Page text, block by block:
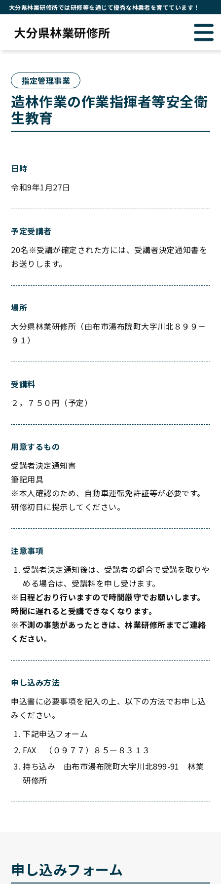
大分県林業研修所では研修等を通じて優秀な林業者を育てています！
大分県林業研修所
指定管理事業
造林作業の作業指揮者等安全衛
生教育
日時
令和9年1月27日
予定受講者
20名※受講が確定された方には、受講者決定通知書を
お送りします。
場所
大分県林業研修所（由布市湯布院町大字川北８９９－
９１）
受講料
２，７５０円（予定）
用意するもの
受講者決定通知書
筆記用具
※本人確認のため、自動車運転免許証等が必要です。
研修初日に提示してください。
注意事項
受講者決定通知後は、受講者の都合で受講を取りや
める場合は、受講料を申し受けます。
※日程どおり行いますので時間厳守でお願いします。
時間に遅れると受講できなくなります。
※不測の事態があったときは、林業研修所までご連絡
ください。
申し込み方法
申込書に必要事項を記入の上、以下の方法でお申し込
みください。
下記申込フォーム
FAX （０９７７）８５ー８３１３
持ち込み 由布市湯布院町大字川北899-91 林業
研修所
申し込みフォーム